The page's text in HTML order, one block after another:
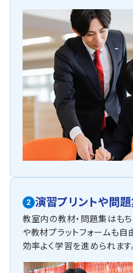
2 演習プリントや問
教室内の教材・問題集はも
や教材プラットフォームも
効率よく学習を進められます